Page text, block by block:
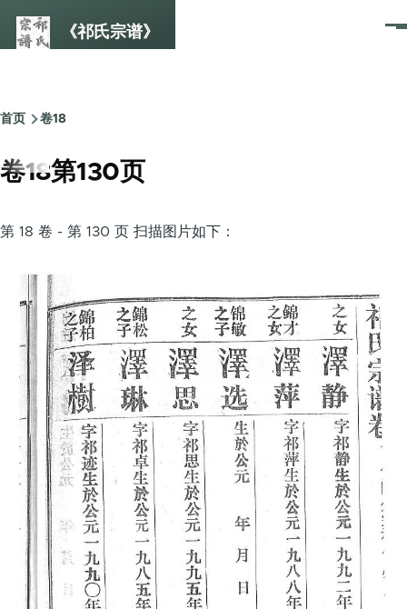
《祁氏宗谱》
菜
面
包
屑
首页 卷18
卷18第130页
第 18 卷 - 第 130 页 扫描图片如下：